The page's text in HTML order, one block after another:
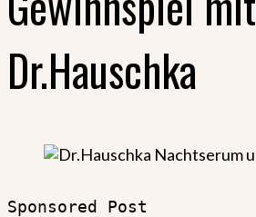
Dr.Hauschka
Sponsored Post